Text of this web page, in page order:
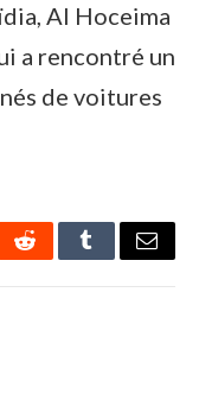
Al Hoceima
a rencontré un
de voitures
RedditTumblrEmail